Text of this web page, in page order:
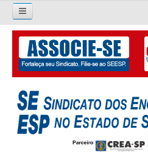
Pesquisar...
O SINDICATO
APRESENTAÇÃO
PALAVRA DO PRESIDENTE